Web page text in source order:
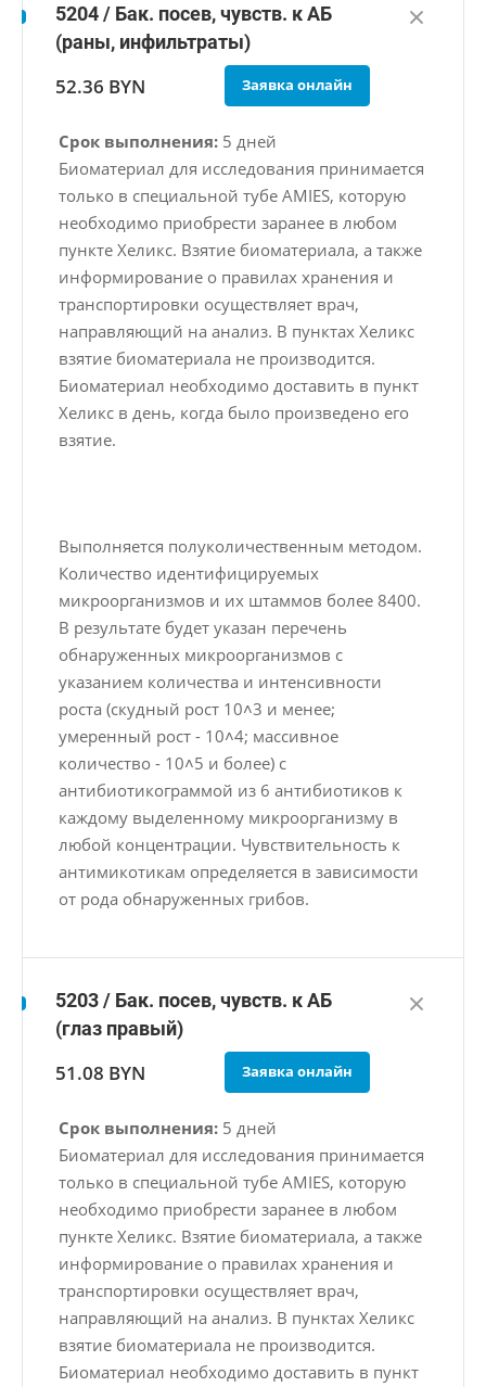
5204 / Бак. посев, чувств. к АБ
(раны, инфильтраты)
52.36 BYN Заявка онлайн
Срок выполнения: 5 дней
Биоматериал для исследования принимается
только в специальной тубе AMIES, которую
необходимо приобрести заранее в любом
пункте Хеликс. Взятие биоматериала, а также
информирование о правилах хранения и
транспортировки осуществляет врач,
направляющий на анализ. В пунктах Хеликс
взятие биоматериала не производится.
Биоматериал необходимо доставить в пункт
Хеликс в день, когда было произведено его
взятие.
Выполняется полуколичественным методом.
Количество идентифицируемых
микроорганизмов и их штаммов более 8400.
В результате будет указан перечень
обнаруженных микроорганизмов с
указанием количества и интенсивности
роста (скудный рост 10˄3 и менее;
умеренный рост - 10˄4; массивное
количество - 10˄5 и более) с
антибиотикограммой из 6 антибиотиков к
каждому выделенному микроорганизму в
любой концентрации. Чувствительность к
антимикотикам определяется в зависимости
от рода обнаруженных грибов.
5203 / Бак. посев, чувств. к АБ
(глаз правый)
51.08 BYN Заявка онлайн
Срок выполнения: 5 дней
Биоматериал для исследования принимается
только в специальной тубе AMIES, которую
необходимо приобрести заранее в любом
пункте Хеликс. Взятие биоматериала, а также
информирование о правилах хранения и
транспортировки осуществляет врач,
направляющий на анализ. В пунктах Хеликс
взятие биоматериала не производится.
Биоматериал необходимо доставить в пункт